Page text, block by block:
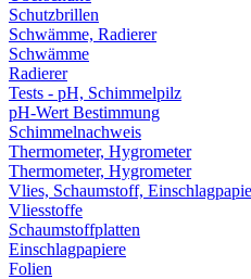
Schutzbrillen
Schwämme, Radierer
Schwämme
Radierer
Tests - pH, Schimmelpilz
pH-Wert Bestimmung
Schimmelnachweis
Thermometer, Hygrometer
Thermometer, Hygrometer
Vlies, Schaumstoff,
Vliesstoffe
Schaumstoffplatten
Einschlagpapiere
Folien